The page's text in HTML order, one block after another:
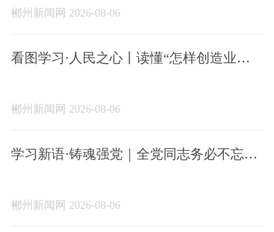
郴州新闻网 2026-08-06
看图学习·人民之心丨读懂“怎样创造业
郴州新闻网 2026-08-06
学习新语·铸魂强党｜全党同志务必不忘初
郴州新闻网 2026-08-06